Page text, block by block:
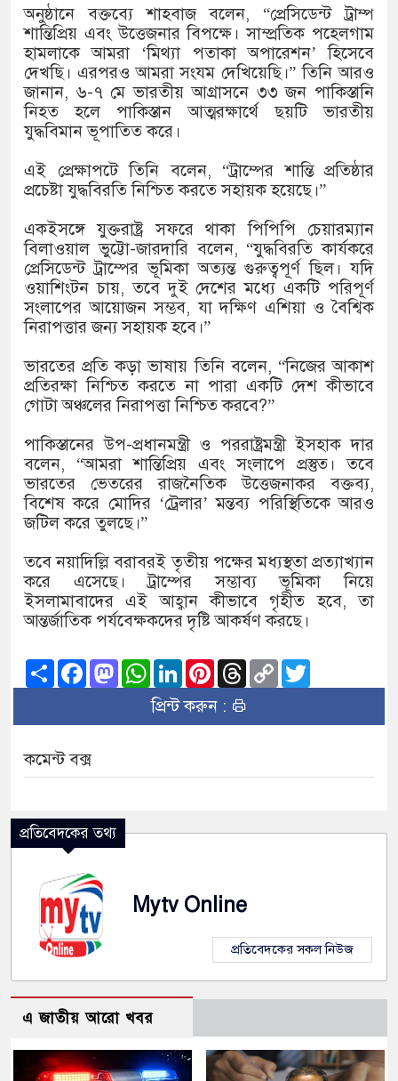
১৫২২ পুলিশ সদস্যকে চাকরিতে
খিলক্ষেত থানা বিএনপির যুগ্ম
দেশের ৬ অঞ্চলে ঝড়ের আভাস
সার্ককে আরও গতিশীল করতে চায়
প্রেমের সম্পর্ক ছিন্ন না করায় মা-
প্রধানমন্ত্রীর সঙ্গে নবনিযুক্ত
হামের উপসর্গে আরও ৬ প্রাণহানি,
অবশেষে পদত্যাগ করলেন ভারতের
জামায়াত ফেরেশতাদের দল নয়,
অনুষ্ঠানে বক্তব্যে শাহবাজ বলেন, “প্রেসিডেন্ট ট্রাম্প
শান্তিপ্রিয় এবং উত্তেজনার বিপক্ষে। সাম্প্রতিক পহেলগাম
হামলাকে আমরা ‘মিথ্যা পতাকা অপারেশন’ হিসেবে
দেখছি। এরপরও আমরা সংযম দেখিয়েছি।” তিনি আরও
জানান, ৬-৭ মে ভারতীয় আগ্রাসনে ৩৩ জন পাকিস্তানি
নিহত হলে পাকিস্তান আত্মরক্ষার্থে ছয়টি ভারতীয়
যুদ্ধবিমান ভূপাতিত করে।
এই প্রেক্ষাপটে তিনি বলেন, “ট্রাম্পের শান্তি প্রতিষ্ঠার
প্রচেষ্টা যুদ্ধবিরতি নিশ্চিত করতে সহায়ক হয়েছে।”
একইসঙ্গে যুক্তরাষ্ট্র সফরে থাকা পিপিপি চেয়ারম্যান
বিলাওয়াল ভুট্টো-জারদারি বলেন, “যুদ্ধবিরতি কার্যকরে
প্রেসিডেন্ট ট্রাম্পের ভূমিকা অত্যন্ত গুরুত্বপূর্ণ ছিল। যদি
ওয়াশিংটন চায়, তবে দুই দেশের মধ্যে একটি পরিপূর্ণ
সংলাপের আয়োজন সম্ভব, যা দক্ষিণ এশিয়া ও বৈশ্বিক
নিরাপত্তার জন্য সহায়ক হবে।”
ভারতের প্রতি কড়া ভাষায় তিনি বলেন, “নিজের আকাশ
প্রতিরক্ষা নিশ্চিত করতে না পারা একটি দেশ কীভাবে
গোটা অঞ্চলের নিরাপত্তা নিশ্চিত করবে?”
পাকিস্তানের উপ-প্রধানমন্ত্রী ও পররাষ্ট্রমন্ত্রী ইসহাক দার
বলেন, “আমরা শান্তিপ্রিয় এবং সংলাপে প্রস্তুত। তবে
ভারতের ভেতরের রাজনৈতিক উত্তেজনাকর বক্তব্য,
বিশেষ করে মোদির ‘ট্রেলার’ মন্তব্য পরিস্থিতিকে আরও
জটিল করে তুলছে।”
তবে নয়াদিল্লি বরাবরই তৃতীয় পক্ষের মধ্যস্থতা প্রত্যাখ্যান
করে এসেছে। ট্রাম্পের সম্ভাব্য ভূমিকা নিয়ে
ইসলামাবাদের এই আহ্বান কীভাবে গৃহীত হবে, তা
আন্তর্জাতিক পর্যবেক্ষকদের দৃষ্টি আকর্ষণ করছে।
ShareFacebook
Mastodon
WhatsApp
LinkedInPinterest
Threads
Copy
Link
প্রিন্ট করুন :
কমেন্ট বক্স
প্রতিবেদকের তথ্য
Mytv Online
প্রতিবেদকের সকল নিউজ
এ জাতীয় আরো খবর